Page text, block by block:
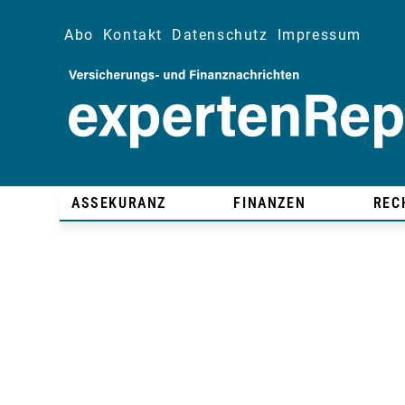
Abo Kontakt Datenschutz Impressum
ASSEKURANZ FINANZEN